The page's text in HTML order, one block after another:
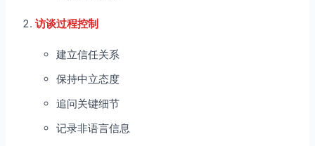
访谈过程控制
建立信任关系
保持中立态度
追问关键细节
记录非语言信息